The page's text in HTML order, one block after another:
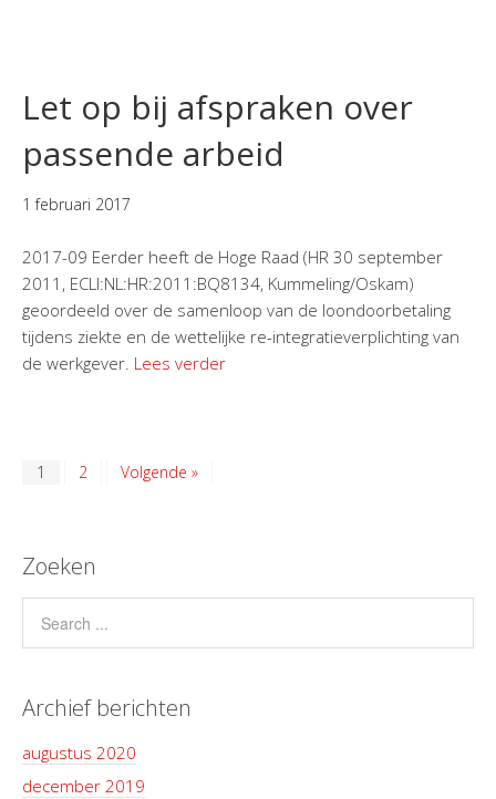
Let op bij afspraken over
passende arbeid
1 februari 2017
2017-09 Eerder heeft de Hoge Raad (HR 30 september
2011, ECLI:NL:HR:2011:BQ8134, Kummeling/Oskam)
geoordeeld over de samenloop van de loondoorbetaling
tijdens ziekte en de wettelijke re-integratieverplichting van
de werkgever. Lees verder
1 2 Volgende »
Zoeken
Archief berichten
augustus 2020
december 2019